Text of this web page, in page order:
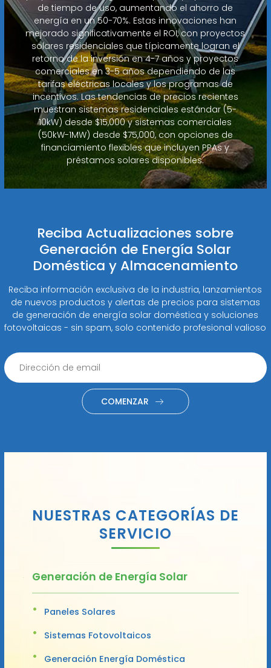
de tiempo de uso, aumentando el ahorro de
energía en un 50-70%. Estas innovaciones han
mejorado significativamente el ROI, con proyectos
solares residenciales que típicamente logran el
retorno de la inversión en 4-7 años y proyectos
comerciales en 3-5 años dependiendo de las
tarifas eléctricas locales y los programas de
incentivos. Las tendencias de precios recientes
muestran sistemas residenciales estándar (5-
10kW) desde $15,000 y sistemas comerciales
(50kW-1MW) desde $75,000, con opciones de
financiamiento flexibles que incluyen PPAs y
préstamos solares disponibles.
Reciba Actualizaciones sobre
Generación de Energía Solar
Doméstica y Almacenamiento
Reciba información exclusiva de la industria, lanzamientos
de nuevos productos y alertas de precios para sistemas
de generación de energía solar doméstica y soluciones
fotovoltaicas - sin spam, solo contenido profesional valioso
COMENZAR
NUESTRAS CATEGORÍAS DE
SERVICIO
Generación de Energía Solar
Paneles Solares
Sistemas Fotovoltaicos
Generación Energía Doméstica